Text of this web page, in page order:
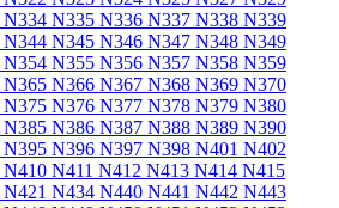
N334 N335 N336 N337 N338 N339
N344 N345 N346 N347 N348 N349
N354 N355 N356 N357 N358 N359
N365 N366 N367 N368 N369 N370
N375 N376 N377 N378 N379 N380
N385 N386 N387 N388 N389 N390
N395 N396 N397 N398 N401 N402
N410 N411 N412 N413 N414 N415
N421 N434 N440 N441 N442 N443